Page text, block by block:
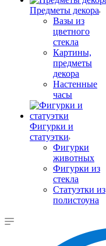
Предметы декора
Вазы из
цветного
стекла
Картины,
предметы
декора
Настенные
часы
Фигурки и
статуэтки
Фигурки
животных
Фигурки из
стекла
Статуэтки из
полистоуна